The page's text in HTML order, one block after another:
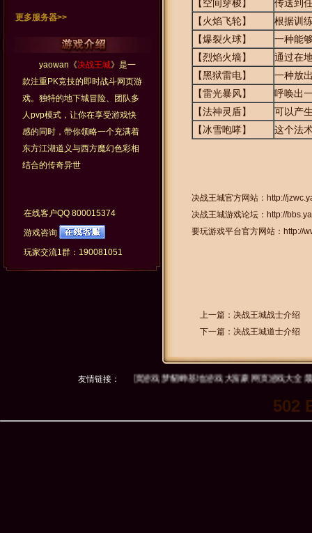
【空间穿梭】
传送到
【火焰飞轮】
根据训
【爆裂火球】
一种能
【烈焰火墙】
通过在
【黑狱雷电】
一种放
【雷光暴风】
呼唤出
【法神灵盾】
可以产
【冰雪咆哮】
这个法
决战王城官方网站： http://
决战王城游戏论坛： http://
要玩游戏平台官方网站： http://
上一篇： 决战王城战士介绍
下一篇： 决战王城道士介绍
更多服务器>>
yaowan《决战王城》是一
款注重PK竞技的即时战斗网页游
戏。独特的地下城冒险、团队多
人pvp模式，让你在享受游戏快
感的同时，带你领略一个充满着
东方江湖道义与西方魔幻色彩相
结合的传奇异世
在线客户QQ 800015374
游戏咨询
玩家交流1群：190081051
友情链接：
40407网页游戏 3761网页游戏 梦貂蝉 基地游戏 大富豪 网页游戏大全 最新
502